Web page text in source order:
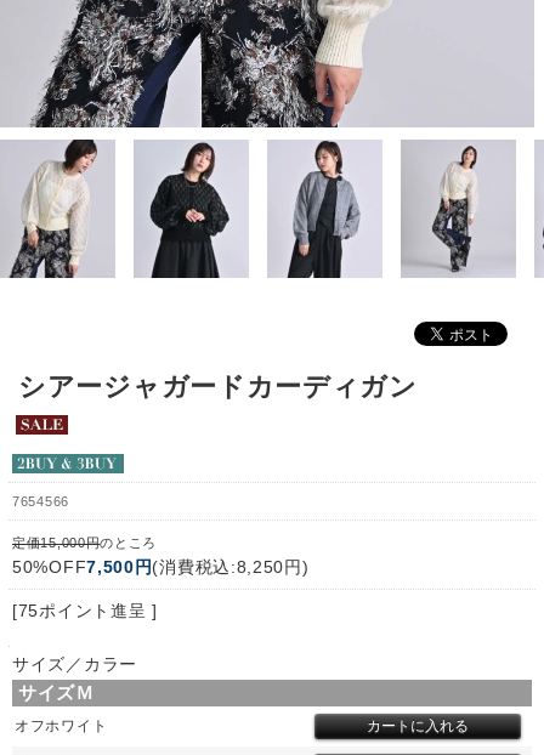
シアージャガードカーディガン
7654566
定価15,000円のところ
50%OFF7,500円(消費税込:8,250円)
[75ポイント進呈 ]
サイズ／カラー
サイズＭ
オフホワイト